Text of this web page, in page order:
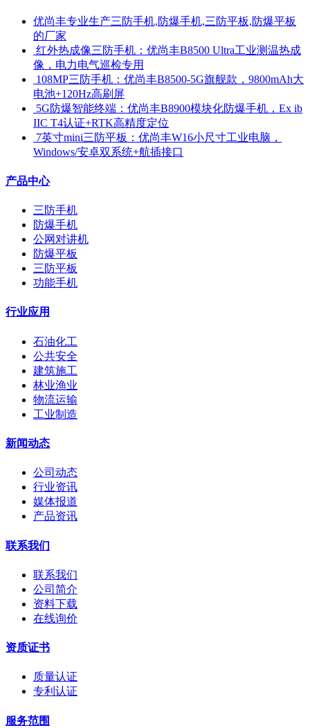
优尚丰专业生产三防手机,防爆手机,三防平板,防爆平板
的厂家
​ 红外热成像三防手机：优尚丰B8500 Ultra工业测温热成
像，电力电气巡检专用
​ 108MP三防手机：优尚丰B8500-5G旗舰款，9800mAh大
电池+120Hz高刷屏
​ 5G防爆智能终端：优尚丰B8900模块化防爆手机，Ex ib
IIC T4认证+RTK高精度定位
​ 7英寸mini三防平板：优尚丰W16小尺寸工业电脑，
Windows/安卓双系统+航插接口
产品中心
三防手机
防爆手机
公网对讲机
防爆平板
三防平板
功能手机
行业应用
石油化工
公共安全
建筑施工
林业渔业
物流运输
工业制造
新闻动态
公司动态
行业资讯
媒体报道
产品资讯
联系我们
联系我们
公司简介
资料下载
在线询价
资质证书
质量认证
专利认证
服务范围